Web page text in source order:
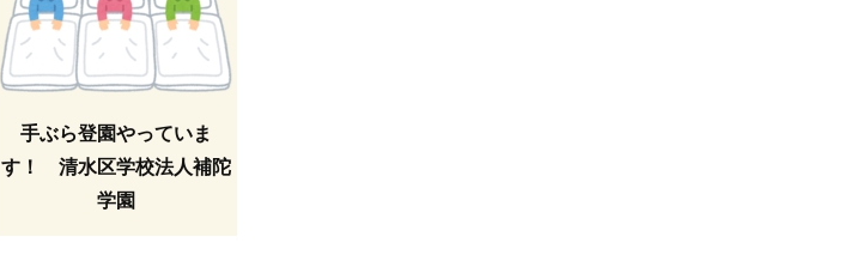
手ぶら登園やっていま
す！ 清水区学校法人補陀
学園